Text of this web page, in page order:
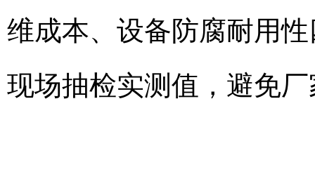
维成本、设备防腐耐用
现场抽检实测值，避免